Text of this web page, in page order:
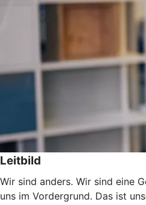
Leitbild
Wir sind anders. Wir sind eine
uns im Vordergrund. Das ist